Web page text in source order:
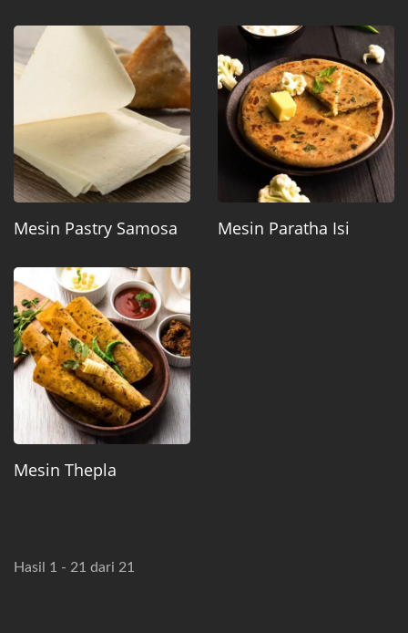
Mesin Pastry Samosa Mesin Paratha Isi
Mesin Thepla
Hasil 1 - 21 dari 21